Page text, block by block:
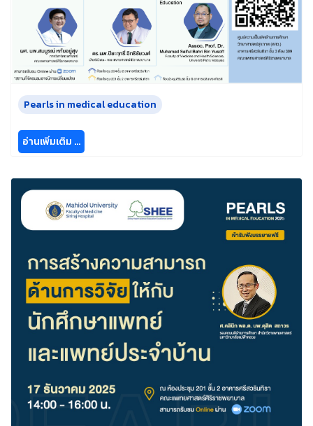
Pearls in medical education
อ่านเพิ่มเติม …